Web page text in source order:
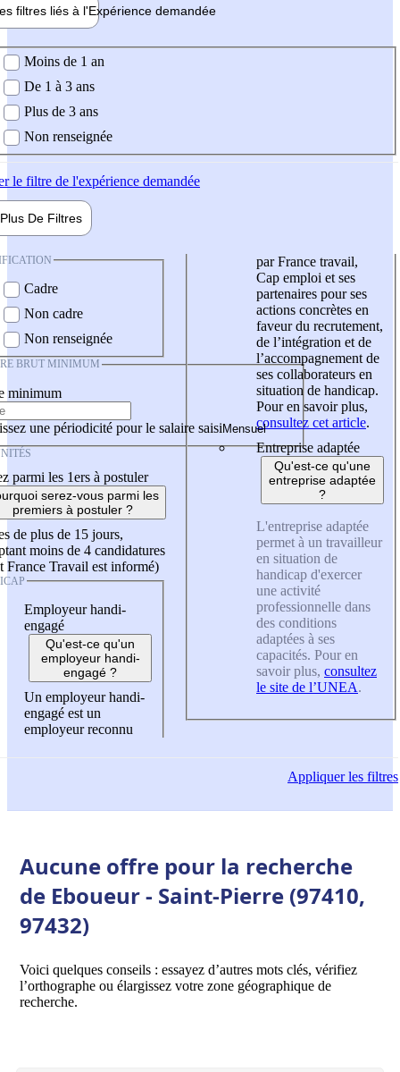
filtres liés à l'Expérience demandée
demandée
Moins de 1 an
De 1 à 3 ans
Plus de 3 ans
Non renseignée
le filtre de l'expérience demandée
Plus De Filtres
Cadre
Non cadre
Non renseignée
BRUT MINIMUM
minimum
une périodicité pour le salaire saisi
parmi les 1ers à postuler
serez-vous parmi les
premiers à postuler ?
de plus de 15 jours,
moins de 4 candidatures
France Travail est informé)
Employeur handi-
engagé
Qu'est-ce qu'un
employeur handi-
engagé ?
Un employeur handi-
engagé est un
employeur reconnu
par France travail,
Cap emploi et ses
partenaires pour ses
actions concrètes en
faveur du recrutement,
de l’intégration et de
l’accompagnement de
ses collaborateurs en
situation de handicap.
Pour en savoir plus,
consultez cet article.
Entreprise adaptée
Qu'est-ce qu'une
entreprise adaptée
?
L'entreprise adaptée
permet à un travailleur
en situation de
handicap d'exercer
une activité
professionnelle dans
des conditions
adaptées à ses
capacités. Pour en
savoir plus, consultez
le site de l’UNEA.
Appliquerles filtres
Aucune offre pour la recherche
de Eboueur - Saint-Pierre (97410,
97432)
Voici quelques conseils : essayez d’autres mots clés, vérifiez
l’orthographe ou élargissez votre zone géographique de
recherche.